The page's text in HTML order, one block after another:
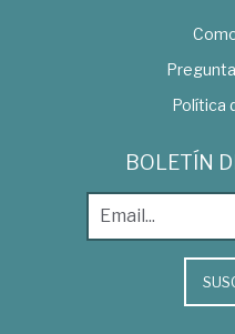
Política
BOLETÍN